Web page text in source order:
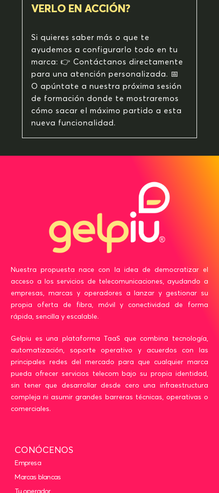
VERLO EN ACCIÓN?
Si quieres saber más o que te
ayudemos a configurarlo todo en tu
marca: 👉 Contáctanos directamente
para una atención personalizada. 📅
O apúntate a nuestra próxima sesión
de formación donde te mostraremos
cómo sacar el máximo partido a esta
nueva funcionalidad.
Nuestra propuesta nace con la idea de democratizar el
acceso a los servicios de telecomunicaciones, ayudando a
empresas, marcas y operadores a lanzar y gestionar su
propia oferta de fibra, móvil y conectividad de forma
rápida, sencilla y escalable.
Gelpiu es una plataforma TaaS que combina tecnología,
automatización, soporte operativo y acuerdos con las
principales redes del mercado para que cualquier marca
pueda ofrecer servicios telecom bajo su propia identidad,
sin tener que desarrollar desde cero una infraestructura
compleja ni asumir grandes barreras técnicas, operativas o
comerciales.
CONÓCENOS
Empresa
Marcas blancas